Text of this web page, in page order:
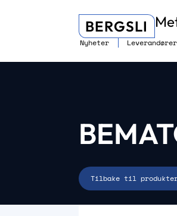
BERGSLI
Nyheter
Leverandører
Tilbake til